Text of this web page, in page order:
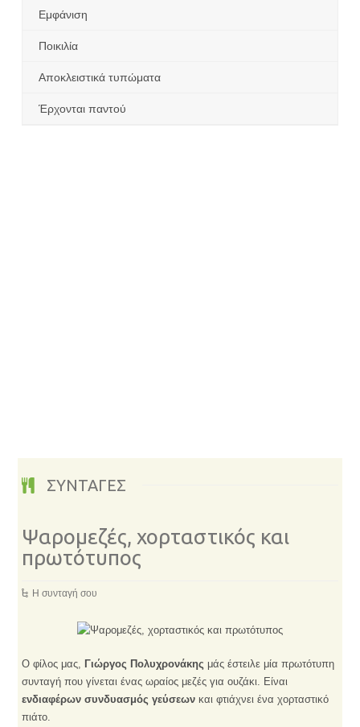
Εμφάνιση
Ποικιλία
Αποκλειστικά τυπώματα
Έρχονται παντού
ΣΥΝΤΑΓΕΣ
Ψαρομεζές, χορταστικός και
πρωτότυπος
Η συνταγή σου
Ο φίλος μας, Γιώργος Πολυχρονάκης μάς έστειλε μία πρωτότυπη
συνταγή που γίνεται ένας ωραίος μεζές για ουζάκι. Είναι
ενδιαφέρων συνδυασμός γεύσεων και φτιάχνει ένα χορταστικό
πιάτο.